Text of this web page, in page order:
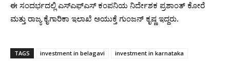
ಈ ಸಂದರ್ಭದಲ್ಲಿ ಎಸ್‌ಎಫ್‌ಎಸ್ ಕಂಪನಿಯ ನಿರ್ದೇಶಕ ಪ್ರಶಾಂತ್ ಕೋರೆ
ಮತ್ತು ರಾಜ್ಯ ಕೈಗಾರಿಕಾ ಇಲಾಖೆ ಅಯುಕ್ತೆ ಗುಂಜನ್ ಕೃಷ್ಣ ಇದ್ದರು.
TAGS investment in belagavi
investment in karnataka